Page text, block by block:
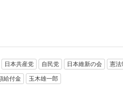
日本共産党 自民党 日本維新の会 憲法
給付金 玉木雄一郎